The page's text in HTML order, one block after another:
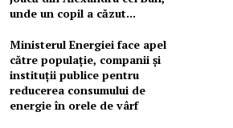
unde un copil a căzut...
Ministerul Energiei face apel
către populație, companii și
instituții publice pentru
reducerea consumului de
energie în orele de vârf